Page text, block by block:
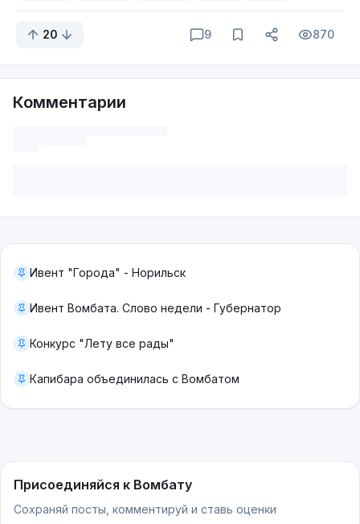
20 9 870
Комментарии
Ивент "Города" - Норильск
Ивент Вомбата. Слово недели - Губернатор
Конкурс "Лету все рады"
Капибара объединилась с Вомбатом
Присоединяйся к Вомбату
Сохраняй посты, комментируй и ставь оценки